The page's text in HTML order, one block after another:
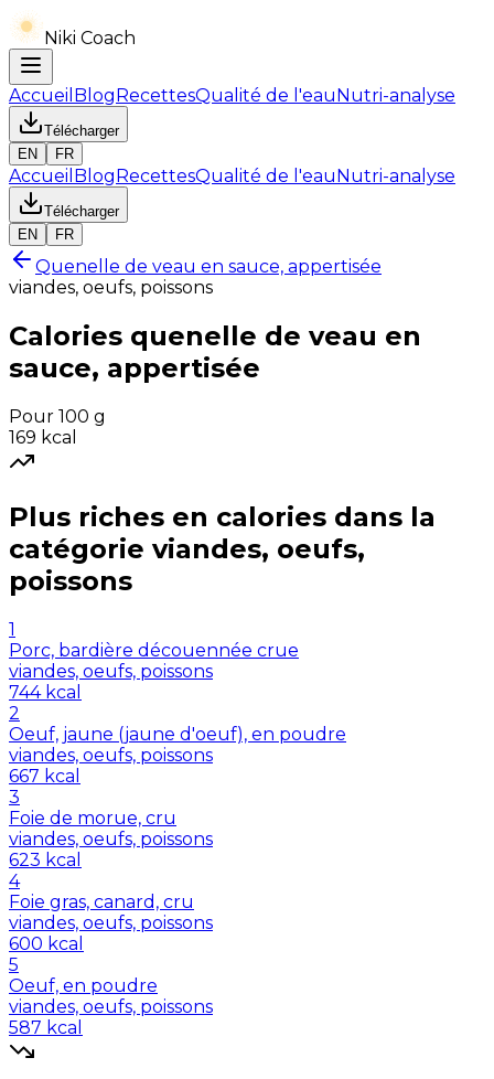
Niki Coach
Accueil BlogRecettesQualité de l'eauNutri-analyse
Télécharger
EN
FR
Accueil BlogRecettesQualité de l'eauNutri-analyse
Télécharger
EN
FR
Quenelle de veau en sauce, appertisée
viandes, oeufs, poissons
Calories quenelle de veau en
sauce, appertisée
Pour 100 g
169 kcal
Plus riches en calories dans la
catégorie viandes, oeufs,
poissons
1
Porc, bardière découennée crue
viandes, oeufs, poissons
744 kcal
2
Oeuf, jaune (jaune d'oeuf), en poudre
viandes, oeufs, poissons
667 kcal
3
Foie de morue, cru
viandes, oeufs, poissons
623 kcal
4
Foie gras, canard, cru
viandes, oeufs, poissons
600 kcal
5
Oeuf, en poudre
viandes, oeufs, poissons
587 kcal